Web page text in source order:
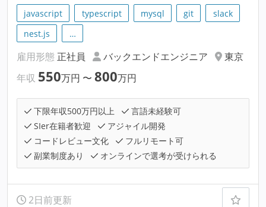
javascript typescript mysql git
slack
nest.js
…
雇用形態 正社員 バックエンドエンジニア
東京
年収 550万円 〜 800万円
下限年収500万円以上
言語未経験可
SIer在籍者歓迎
アジャイル開発
コードレビュー文化
フルリモート可
副業制度あり
オンラインで選考が受けられる
2日前更新